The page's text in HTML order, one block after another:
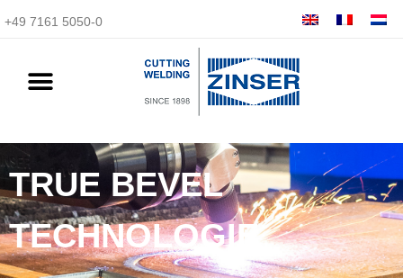
+49 7161 5050-0
TRUE BEVEL
TECHNOLOGIE